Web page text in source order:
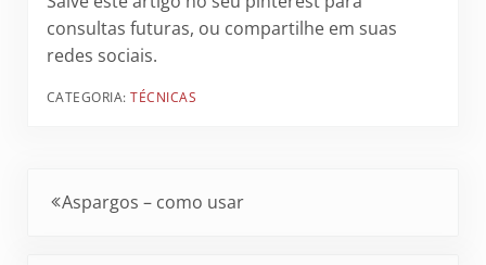
consultas futuras, ou compartilhe em suas
redes sociais.
CATEGORIA:TÉCNICAS
Aspargos – como usar